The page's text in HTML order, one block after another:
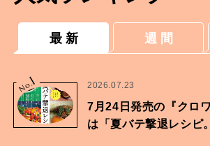
最 新 週 間
No.
1 2026.07.23
7月24日発売の『クロ
は「夏バテ撃退レシピ